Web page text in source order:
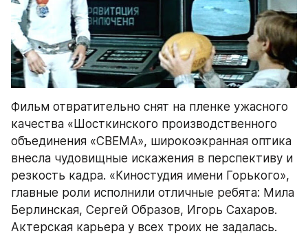
Фильм отвратительно снят на пленке ужасного
качества «Шосткинского производственного
объединения «СВЕМА», широкоэкранная оптика
внесла чудовищные искажения в перспективу и
резкость кадра. «Киностудия имени Горького»,
главные роли исполнили отличные ребята: Мила
Берлинская, Сергей Образов, Игорь Сахаров.
Актерская карьера у всех троих не задалась.